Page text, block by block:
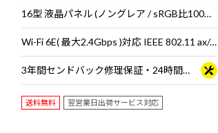
16型 液晶パネル (ノングレア / sRGB比100% / Dolby Vision対応)
Wi-Fi 6E( 最大2.4Gbps )対応 IEEE 802.11 ax/ac/a/b/g/n準拠 ＋ Bluetooth 5内蔵
3年間センドバック修理保証・24時間×365日電話サポート
送料無料 翌営業日出荷サービス対応